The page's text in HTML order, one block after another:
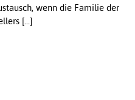
wenn die Familie der
[...]